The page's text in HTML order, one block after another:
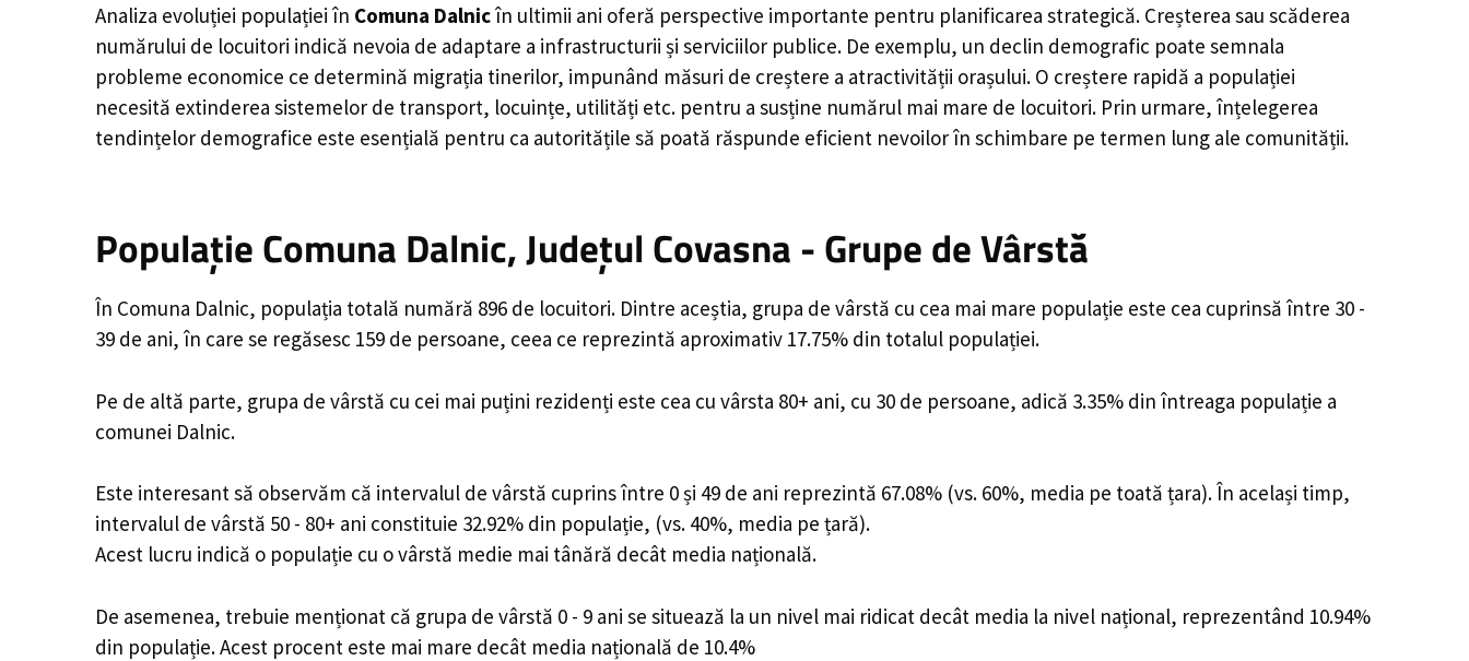
Analiza evoluției populației în Comuna Dalnicîn ultimii ani oferă perspective importante pentru planificarea strategică. Creșterea sau scăderea
numărului de locuitori indică nevoia de adaptare a infrastructurii și serviciilor publice. De exemplu, un declin demografic poate semnala
probleme economice ce determină migrația tinerilor, impunând măsuri de creștere a atractivității orașului. O creștere rapidă a populației
necesită extinderea sistemelor de transport, locuințe, utilități etc. pentru a susține numărul mai mare de locuitori. Prin urmare, înțelegerea
tendințelor demografice este esențială pentru ca autoritățile să poată răspunde eficient nevoilor în schimbare pe termen lung ale comunității.
Populație Comuna Dalnic, Județul Covasna - Grupe de Vârstă
În Comuna Dalnic, populația totală numără 896 de locuitori. Dintre aceștia, grupa de vârstă cu cea mai mare populație este cea cuprinsă între 30 -
39 de ani, în care se regăsesc 159 de persoane, ceea ce reprezintă aproximativ 17.75% din totalul populației.
Pe de altă parte, grupa de vârstă cu cei mai puțini rezidenți este cea cu vârsta 80+ ani, cu 30 de persoane, adică 3.35% din întreaga populație a
comunei Dalnic.
Este interesant să observăm că intervalul de vârstă cuprins între 0 și 49 de ani reprezintă 67.08% (vs. 60%, media pe toată țara). În același timp,
intervalul de vârstă 50 - 80+ ani constituie 32.92% din populație, (vs. 40%, media pe țară).
Acest lucru indică o populație cu o vârstă medie mai tânără decât media națională.
De asemenea, trebuie menționat că grupa de vârstă 0 - 9 ani se situează la un nivel mai ridicat decât media la nivel național, reprezentând 10.94%
din populație. Acest procent este mai mare decât media națională de 10.4%